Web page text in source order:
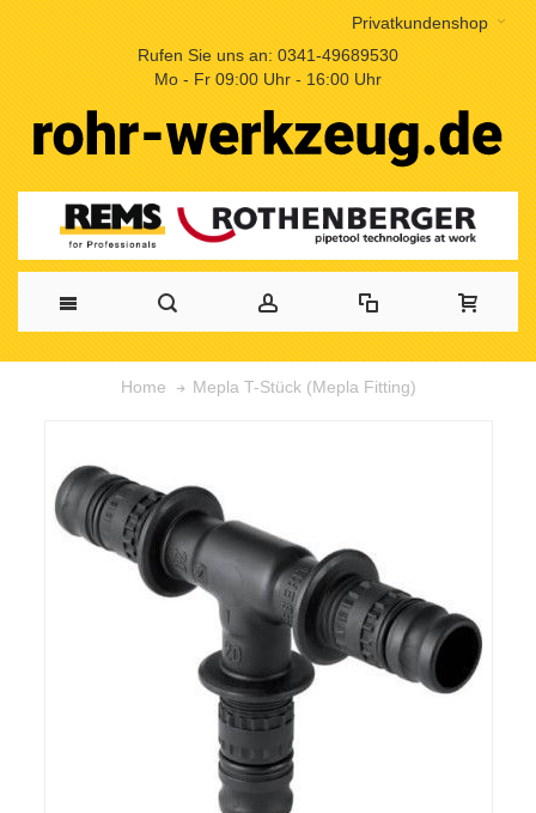
Privatkundenshop
Rufen Sie uns an: 0341-49689530
Mo - Fr 09:00 Uhr - 16:00 Uhr
Home Mepla T-Stück (Mepla Fitting)